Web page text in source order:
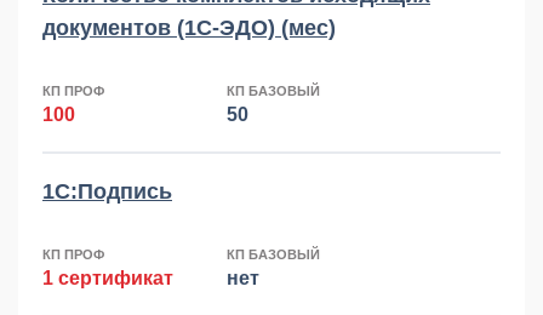
документов (1С-ЭДО) (мес)
КП ПРОФ
100
КП БАЗОВЫЙ
50
1С:Подпись
КП ПРОФ
1 сертификат
КП БАЗОВЫЙ
нет